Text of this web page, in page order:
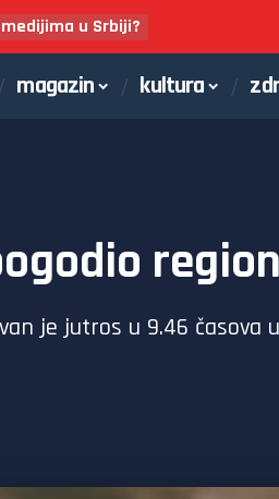
u Srbiji?
magazin kultura
je jutros u 9.46 časova